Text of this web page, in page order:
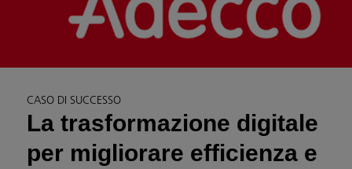
CASO DI SUCCESSO
La trasformazione digitale
per migliorare efficienza e